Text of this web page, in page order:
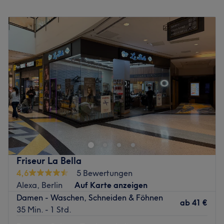
Dienstag
10:00–19:00
Mittwoch
10:00 –19:00
Donnerstag
10:00 –19:00
Freitag
10:00–19:00
Samstag
10:00 17:00
Sonntag
Geschlossen
Im Friseursalon NC Hairlounge in Berlin Mitte wartet ein
cooles Team darauf, mit seinen Fähigkeiten jeden Kopf zu
überzeugen. Ob schwer zu bändigende Locken oder
glattes, plattes Haar – aus jedem Haar wird der richtige
Look kreirt! Wer zu ersterem neigt, der kann sein
Glätteisen mit der Keratin-Haarglättung getrost links
liegen lassen. Einmal das Märchen von Rapunzel zu leben
ist auch mit der Haarverlängerung gar kein Problem. Den
richtigen Ausdruck gibt es dank top-definierter
Augenbrauen, schönen Wimpern und dem individuell
Friseur La Bella
4,6
5 Bewertungen
Alexa, Berlin
Auf Karte anzeigen
Damen - Waschen, Schneiden & Föhnen
35 Min. - 1 Std.
ab 41 €